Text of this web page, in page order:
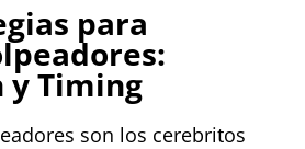
para
y Timing
son los cerebritos